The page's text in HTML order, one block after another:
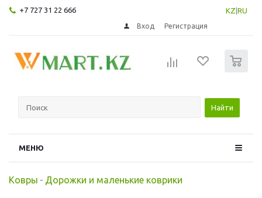
+7 727 31 22 666 KZ RU
Вход Регистрация
Найти
МЕНЮ
Ковры - Дорожки и маленькие коврики